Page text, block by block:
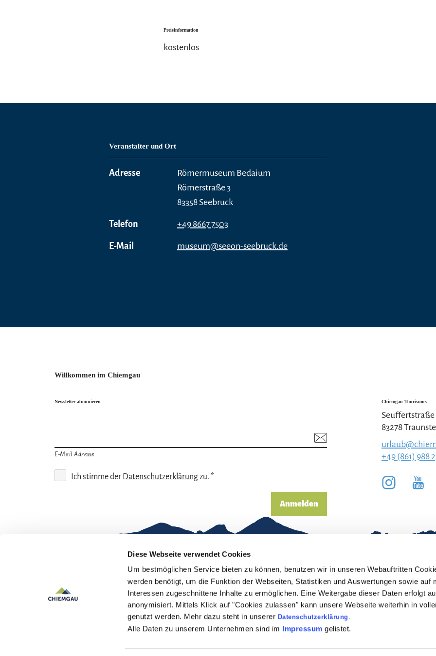
Diese Webseite verwendet Cookies
Um bestmöglichen Service bieten zu können, benutzen wir in unseren Webauftritten
werden benötigt, um die Funktion der Webseiten, Statistiken und Auswertungen sowie auf
Interessen zugeschnittene Inhalte zu ermöglichen. Eine Weitergabe dieser Daten erfolgt
anonymisiert. Mittels Klick auf "Cookies zulassen" kann unsere Webseite weiterhin in
genutzt werden. Mehr dazu steht in unserer Datenschutzerklärung .
Alle Daten zu unserem Unternehmen sind im Impressum gelistet.
Preisinformation
kostenlos
Veranstalter und Ort
Adresse
Römermuseum Bedaium
Römerstraße 3
83358 Seebruck
Telefon +49 8667 7503
E-Mail museum@seeon-seebruck.de
Willkommen im Chiemgau
Newsletter abonnieren
E-Mail Adresse
Ich stimme der Datenschutzerklärungzu. *
Anmelden
Chiemgau Tourismus
Seuffertstraße
83278
+49 (861) 988
Kontakt
Team Chiemgau
Tourismus ↗
Impressum
Datenschutz
Erklärung zur
Barrierefreiheit